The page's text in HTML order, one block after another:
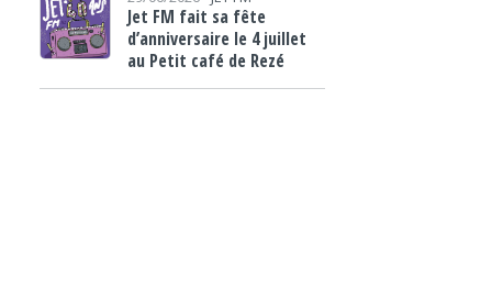
Jet FM fait sa fête
d’anniversaire le 4 juillet
au Petit café de Rezé